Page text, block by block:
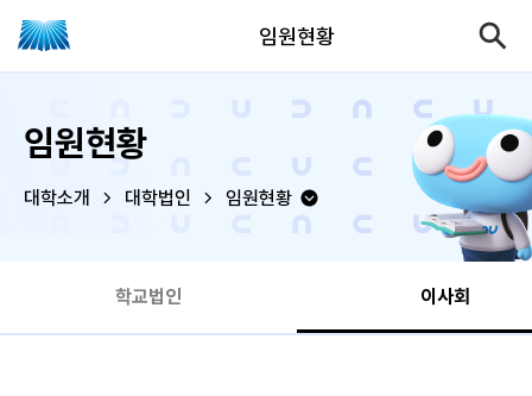
임원현황
임원현황
대학소개 대학법인 임원현황
학교법인 이사회